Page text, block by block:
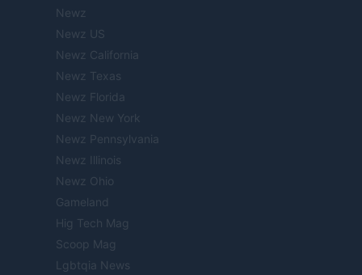
Newz
Newz US
Newz California
Newz Texas
Newz Florida
Newz New York
Newz Pennsylvania
Newz Illinois
Newz Ohio
Gameland
Hig Tech Mag
Scoop Mag
Lgbtqia News